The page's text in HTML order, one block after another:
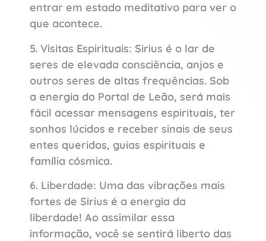
entrar em estado meditativo para ver o
que acontece.
5. Visitas Espirituais: Sirius é o lar de
seres de elevada consciência, anjos e
outros seres de altas frequências. Sob
a energia do Portal de Leão, será mais
fácil acessar mensagens espirituais, ter
sonhos lúcidos e receber sinais de seus
entes queridos, guias espirituais e
família cósmica.
6. Liberdade: Uma das vibrações mais
fortes de Sirius é a energia da
liberdade! Ao assimilar essa
informação, você se sentirá liberto das